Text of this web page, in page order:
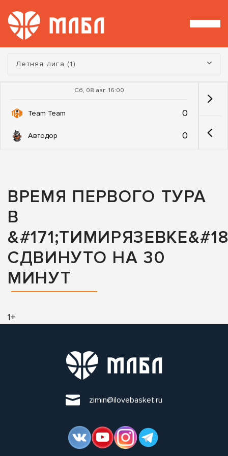
Турнир:
Летняя лига (1)
Сб, 08 авг. 16:00
Team Team 0
Автодор 0
ВРЕМЯ ПЕРВОГО ТУРА
В
СДВИНУТО НА 30
МИНУТ
1+
zimin@ilovebasket.ru